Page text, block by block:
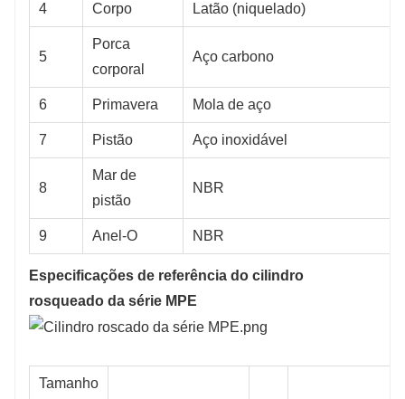
4 Corpo Latão (niquelado)
5
Porca
corporal
Aço carbono
6 Primavera Mola de aço
7 Pistão Aço inoxidável
8
Mar de
pistão
NBR
9 Anel-O NBR
Especificações de referência do cilindro
rosqueado da série MPE
Tamanho